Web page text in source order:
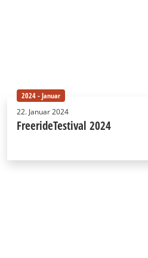
2024 - Januar
22. Januar 2024
FreerideTestival 2024